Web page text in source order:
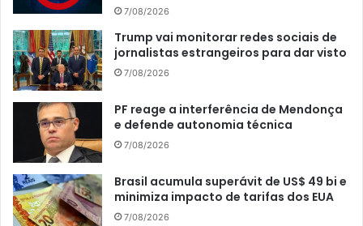
7/08/2026
Trump vai monitorar redes sociais de
jornalistas estrangeiros para dar visto
7/08/2026
PF reage a interferência de Mendonça
e defende autonomia técnica
7/08/2026
Brasil acumula superávit de US$ 49 bi e
minimiza impacto de tarifas dos EUA
7/08/2026